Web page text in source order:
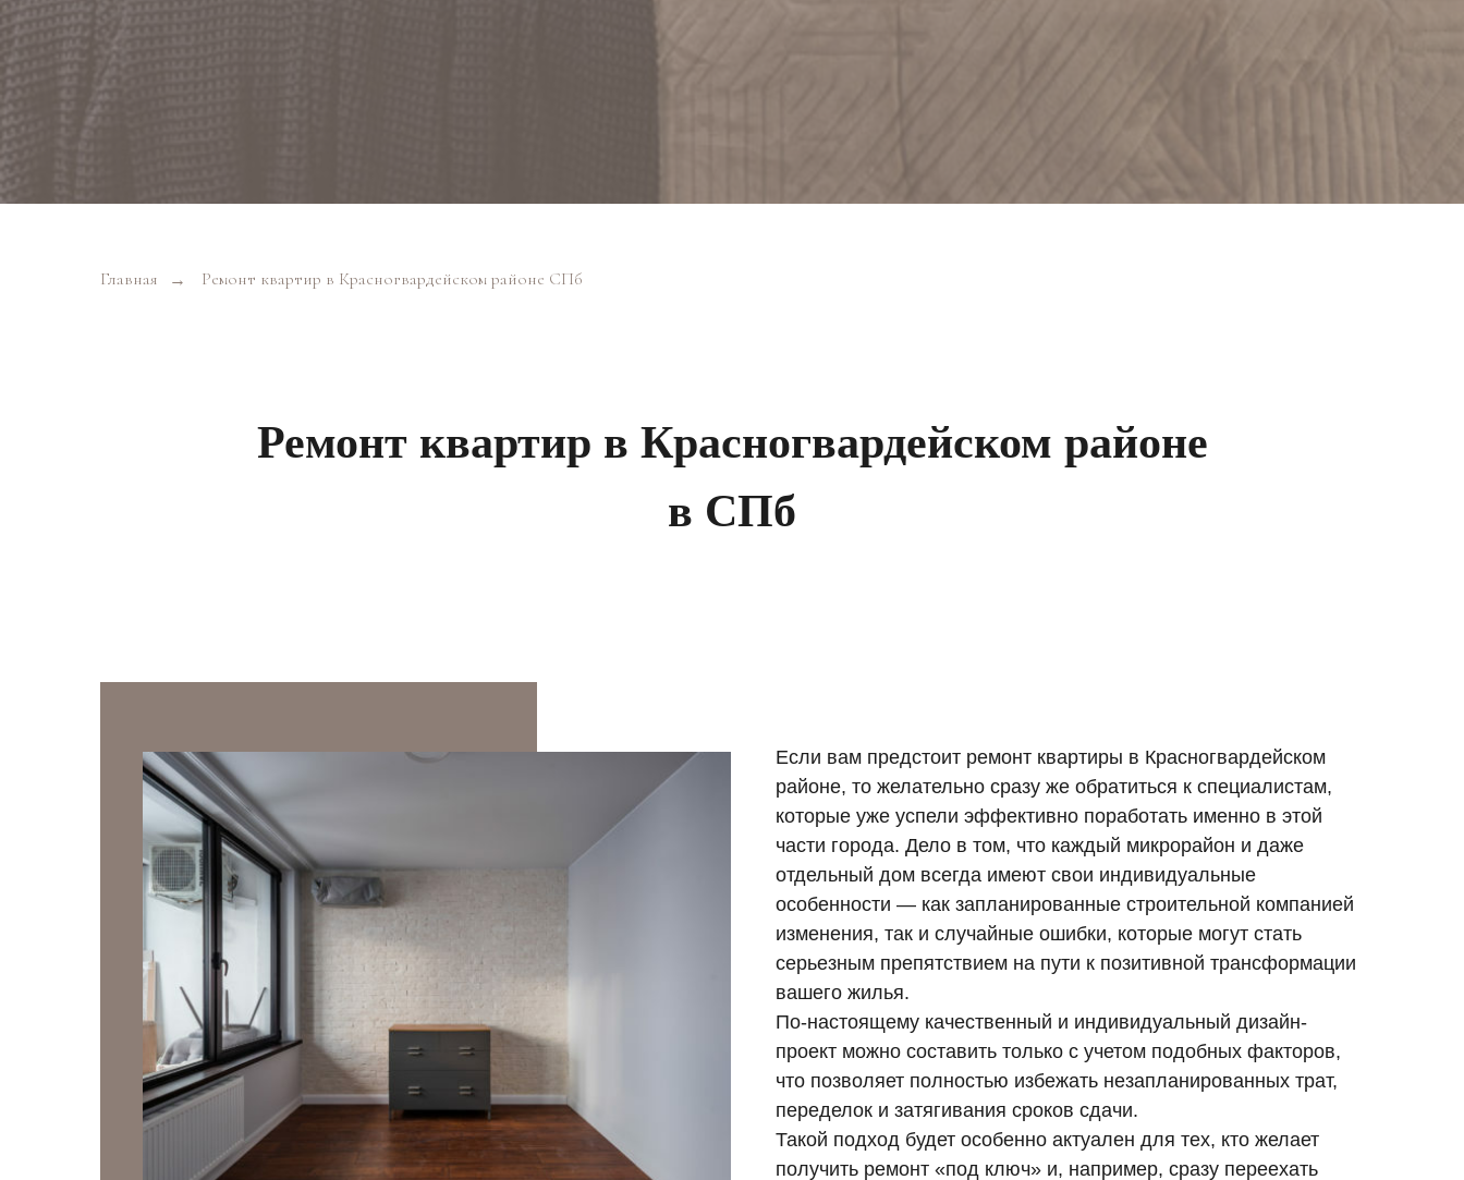
Главная → Ремонт квартир в Красногвардейском районе СПб
Ремонт квартир в Красногвардейском районе
в СПб
Если вам предстоит ремонт квартиры в Красногвардейском
районе, то желательно сразу же обратиться к специалистам,
которые уже успели эффективно поработать именно в этой
части города. Дело в том, что каждый микрорайон и даже
отдельный дом всегда имеют свои индивидуальные
особенности — как запланированные строительной компанией
изменения, так и случайные ошибки, которые могут стать
серьезным препятствием на пути к позитивной трансформации
вашего жилья.
По-настоящему качественный и индивидуальный дизайн-
проект можно составить только с учетом подобных факторов,
что позволяет полностью избежать незапланированных трат,
переделок и затягивания сроков сдачи.
Такой подход будет особенно актуален для тех, кто желает
получить ремонт «под ключ» и, например, сразу переехать